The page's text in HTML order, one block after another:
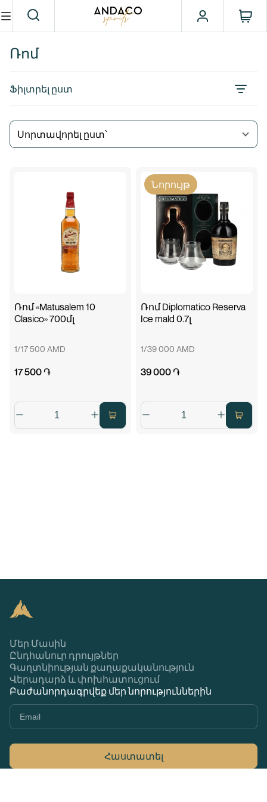
Ռոմ
Ֆիլտրել ըստ
Սորտավորել ըստ՝
Ռոմ «Matusalem 10
Clasico» 700մլ
1/17 500 AMD
17 500 ֏
Նորույթ
Ռոմ Diplomatico Reserva
Ice mald 0.7լ
1/39 000 AMD
39 000 ֏
Մեր Մասին
Ընդհանուր դրույթներ
Գաղտնիության քաղաքականություն
Վերադարձ և փոխհատուցում
Բաժանորդագրվեք մեր նորություններին
Հաստատել